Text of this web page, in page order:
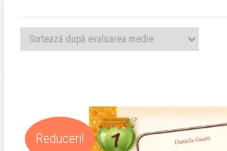
Reduceri!